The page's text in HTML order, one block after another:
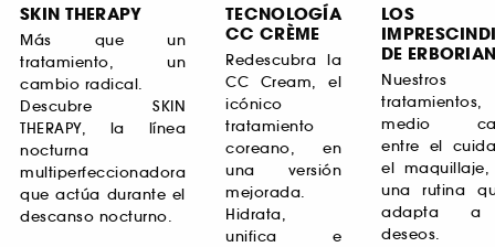
SKIN THERAPY
Más que un
tratamiento, un
cambio radical.
Descubre SKIN
THERAPY, la línea
nocturna
multiperfeccionadora
que actúa durante el
descanso nocturno.
TECNOLOGÍA
CC CRÈME
Redescubra la
CC Cream, el
icónico
tratamiento
coreano, en
una versión
mejorada.
Hidrata,
unifica e
LOS
DE
Nuestros
medio
entre el
el
una rutina
adapta a
deseos.